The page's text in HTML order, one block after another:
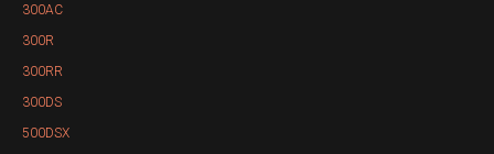
300AC
300R
300RR
300DS
500DSX